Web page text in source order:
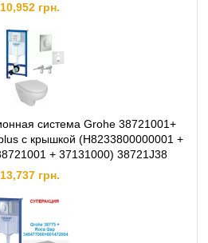
10,952 грн.
система Grohe 38721001+
с крышкой (H8233800000001 +
+ 37131000) 38721J38
13,737 грн.